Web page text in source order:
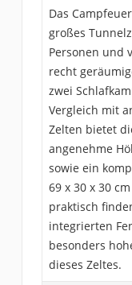
Das
großes
Personen und
recht
zwei
Vergleich mit
Zelten bietet
angenehme
sowie ein
69 x 30 x 30
praktisch
integrierten
besonders
dieses Zeltes.